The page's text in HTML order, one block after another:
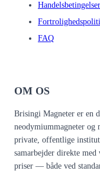
Handelsbetingelser
FAQ
OM OS
Brisingi Magneter er en
neodymiummagneter
private, offentlige
samarbejder direkte
priser — både ved